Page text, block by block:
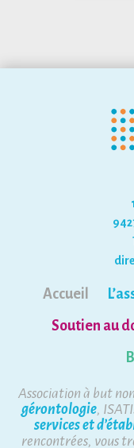
Accueil
Soutien au
Association à but
gérontologie,
services et
rencontrées, vous